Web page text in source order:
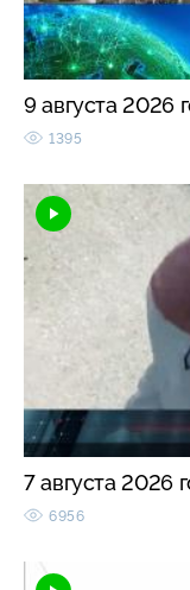
9 августа 2026
1395
7 августа 2026
6956